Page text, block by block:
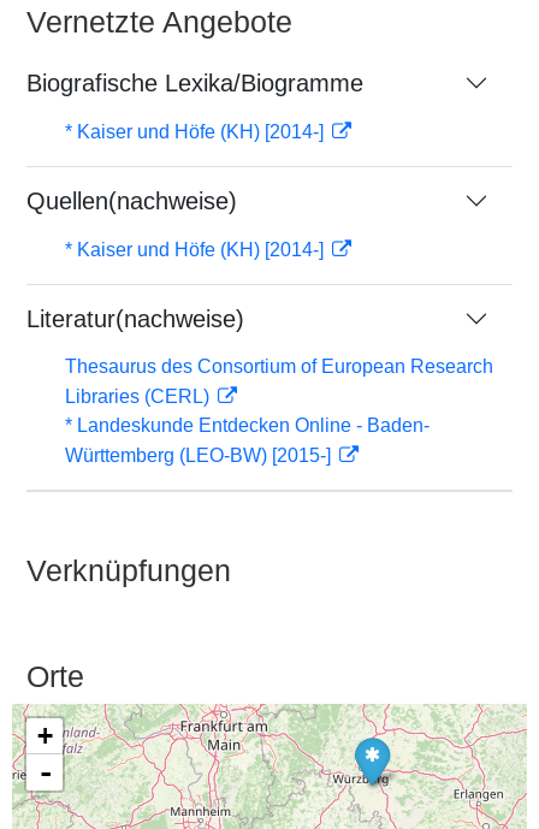
Vernetzte Angebote
Biografische Lexika/Biogramme
* Kaiser und Höfe (KH) [2014-]
Quellen(nachweise)
* Kaiser und Höfe (KH) [2014-]
Literatur(nachweise)
Thesaurus des Consortium of European Research
Libraries (CERL)
* Landeskunde Entdecken Online - Baden-
Württemberg (LEO-BW) [2015-]
Verknüpfungen
Orte
+
-